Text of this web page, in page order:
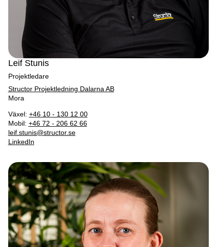
Leif Stunis
Projektledare
Structor Projektledning Dalarna AB
Mora
Växel: +46 10 - 130 12 00
Mobil: +46 72 - 206 62 66
leif.stunis@structor.se
LinkedIn